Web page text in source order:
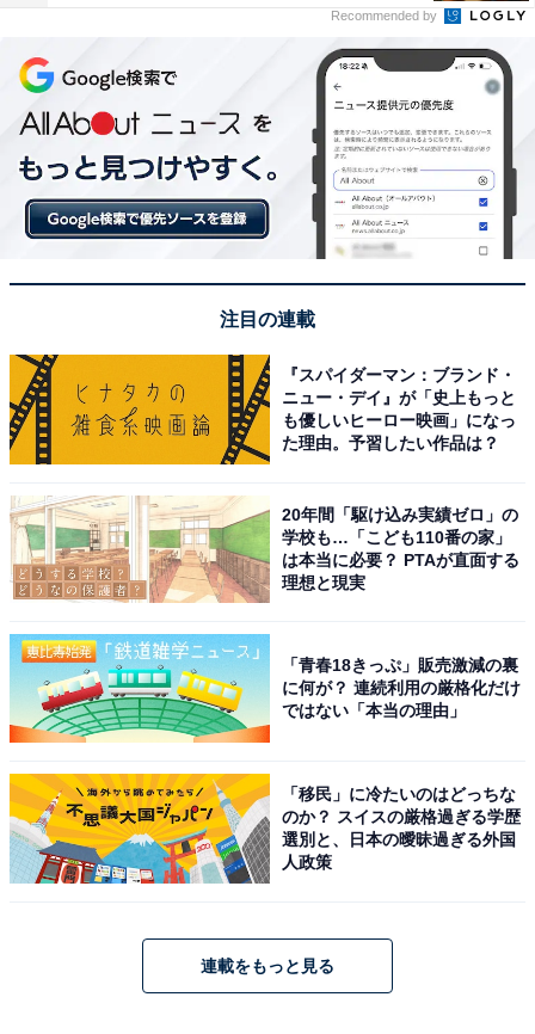
「名古屋都市センター（名古屋まちづくり公
社）」は入場無料！
都市の模型（画像出典：名古屋都市センターまちづくり広場公式X）
名古屋市中区金山町の金山南ビル内にある「名古屋都市
センター（公益財団法人名古屋まちづくり公社）」は、
名古屋市のまちづくり・都市計画に関する調査研究や交
流事業・情報発信を行う施設です。
金山駅南口すぐという絶好のアクセスで、入場は基本無
「まちづくり広場」には名古屋市の都市計画・まちの歴
史・地域活動を紹介する常設展示コーナーと、テーマを
変えた企画展示コーナー・市民が集うホールが揃ってい
2026年6月23日からは「国際協力で世界とつながる -the
Recommended by
注目の連載
『スパイダーマン：ブランド・
ニュー・デイ』が「史上もっと
も優しいヒーロー映画」になっ
た理由。予習したい作品は？
20年間「駆け込み実績ゼロ」の
学校も…「こども110番の家」
は本当に必要？ PTAが直面する
理想と現実
「青春18きっぷ」販売激減の裏
に何が？ 連続利用の厳格化だけ
ではない「本当の理由」
「移民」に冷たいのはどっちな
のか？ スイスの厳格過ぎる学歴
選別と、日本の曖昧過ぎる外国
人政策
連載をもっと見る